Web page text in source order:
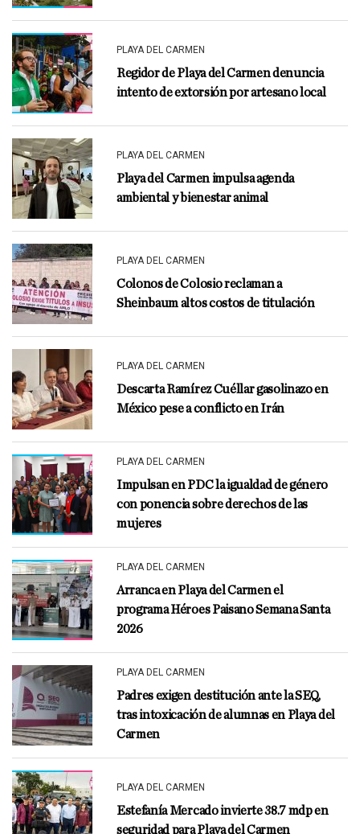
PLAYA DEL CARMEN
Regidor de Playa del Carmen denuncia
intento de extorsión por artesano local
PLAYA DEL CARMEN
Playa del Carmen impulsa agenda
ambiental y bienestar animal
PLAYA DEL CARMEN
Colonos de Colosio reclaman a
Sheinbaum altos costos de titulación
PLAYA DEL CARMEN
Descarta Ramírez Cuéllar gasolinazo en
México pese a conflicto en Irán
PLAYA DEL CARMEN
Impulsan en PDC la igualdad de género
con ponencia sobre derechos de las
mujeres
PLAYA DEL CARMEN
Arranca en Playa del Carmen el
programa Héroes Paisano Semana Santa
2026
PLAYA DEL CARMEN
Padres exigen destitución ante la SEQ,
tras intoxicación de alumnas en Playa del
Carmen
PLAYA DEL CARMEN
Estefanía Mercado invierte 38.7 mdp en
seguridad para Playa del Carmen